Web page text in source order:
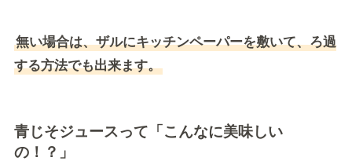
無い場合は、ザルにキッチンペーパーを敷いて、ろ過
する方法でも出来ます。
青じそジュースって「こんなに美味しい
の！？」